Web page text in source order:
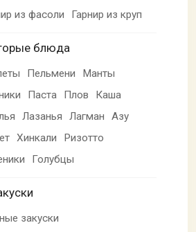
из фасоли
Гарнир из круп
блюда
Пельмени
Манты
Паста Плов
Каша
Лазанья Лагман
Азу
Хинкали
Ризотто
Голубцы
закуски